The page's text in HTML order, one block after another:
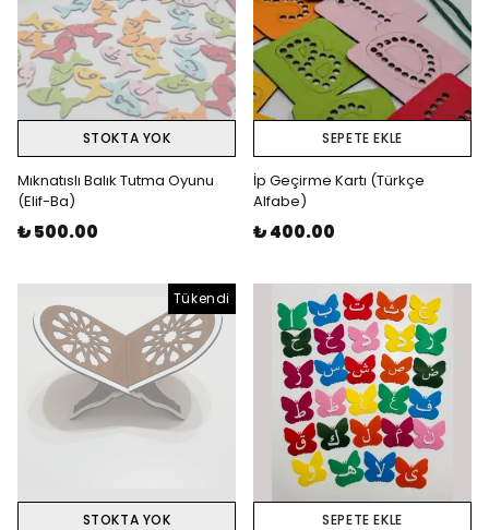
STOKTA YOK
Mıknatıslı Balık Tutma Oyunu
(Elif-Ba)
₺ 500.00
SEPETE EKLE
İp Geçirme Kartı (Türkçe
Alfabe)
₺ 400.00
Tükendi
STOKTA YOK SEPETE EKLE